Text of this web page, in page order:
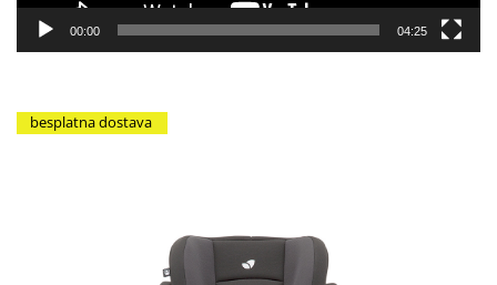
00:00 04:25
besplatna dostava